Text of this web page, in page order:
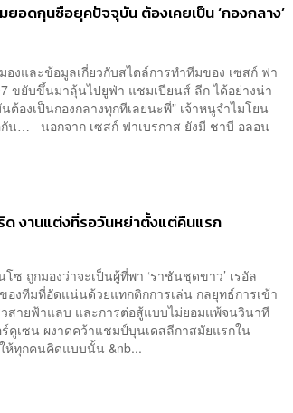
อดกุนซือยุคปัจจุบัน ต้องเคยเป็น ‘กองกลาง’
งและข้อมูลเกี่ยวกับสไตล์การทำทีมของ เซสก์ ฟา
ขยับขึ้นมาลุ้นไปยูฟ่า แชมเปียนส์ ลีก ได้อย่างน่า
ต้องเป็นกองกลางทุกทีเลยนะพี่” เจ้าหนูจำไมโยน
น… นอกจาก เซสก์ ฟาเบรกาส ยังมี ชาบี อลอน
ด งานแต่งที่รอวันหย่าตั้งแต่คืนแรก
ถูกมองว่าจะเป็นผู้ที่พา ‘ราชันชุดขาว’ เรอัล
งทีมที่อัดแน่นด้วยแทกติกการเล่น กลยุทธ์การเข้า
สายฟ้าแลบ และการต่อสู้แบบไม่ยอมแพ้จนวินาที
ร์คูเซน ผงาดคว้าแชมป์บุนเดสลีกาสมัยแรกใน
ห้ทุกคนคิดแบบนั้น &nb...